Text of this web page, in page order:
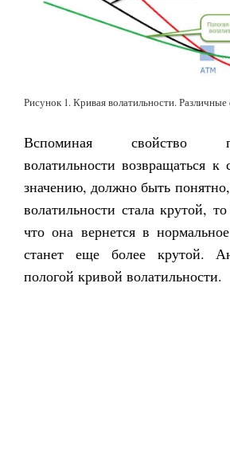
Рисунок 1. Кривая волатильности.
Вспоминая свойство
волатильности возвращаться к
значению, должно быть
волатильности стала крутой,
что она вернется в
станет еще более крутой.
пологой кривой волатильности.